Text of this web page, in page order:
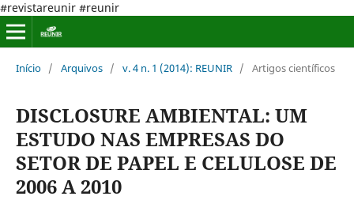
#revistareunir #reunir
Início / Arquivos / v. 4 n. 1 (2014): REUNIR / Artigos científicos
DISCLOSURE AMBIENTAL: UM
ESTUDO NAS EMPRESAS DO
SETOR DE PAPEL E CELULOSE DE
2006 A 2010